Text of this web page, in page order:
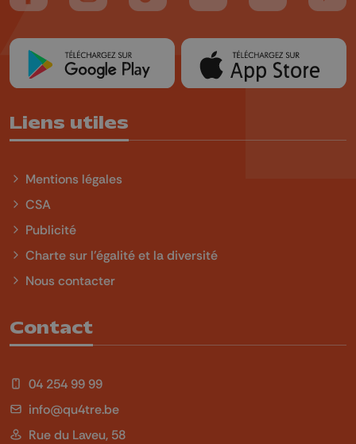
Liens utiles
Mentions légales
CSA
Publicité
Charte sur l'égalité et la diversité
Nous contacter
Contact
04 254 99 99
info@qu4tre.be
Rue du Laveu, 58